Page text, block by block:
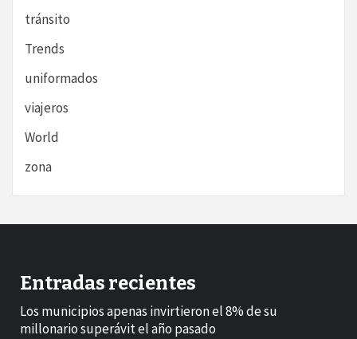
tránsito
Trends
uniformados
viajeros
World
zona
Entradas recientes
Los municipios apenas invirtieron el 8% de su
millonario superávit el año pasado